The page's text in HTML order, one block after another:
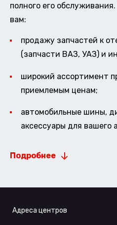
полного его
вам:
продажу запчастей к
(запчасти ВАЗ, УАЗ) и
широкий ассортимент
приемлемым ценам;
автомобильные шины,
аксессуары для вашего
Подробнее
Адреса центров